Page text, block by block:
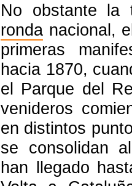
No obstante la
ronda nacional,
primeras
hacia 1870,
el Parque del
venideros
en distintos
se consolidan
han llegado